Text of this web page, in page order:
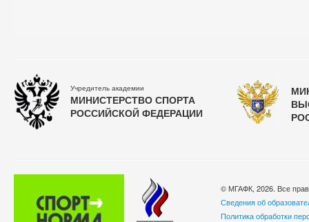
Учредитель академии
МИНИСТЕРСТВО СПОРТА
РОССИЙСКОЙ ФЕДЕРАЦИИ
© МГАФК, 2026. Все
Сведения об
Политика обработки